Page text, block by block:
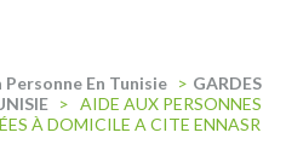
Personne En Tunisie > GARDES
> AIDE AUX PERSONNES
À DOMICILE A CITE ENNASR